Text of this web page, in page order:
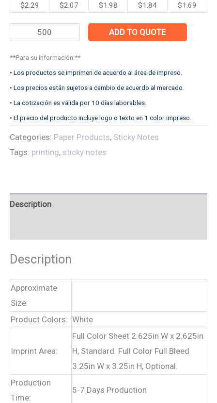
$2.29 $2.07 $1.98 $1.84 $1.69
ADD TO QUOTE
**Para su información:**
• Los productos se imprimen de acuerdo al área de impreso.
• Los precios están sujetos a cambio de acuerdo al mercado.
• La cotización es válida por 10 días laborables.
• El precio del producto incluye logo o texto en 1 color impreso.
Categories: Paper Products, Sticky Notes
Tags: printing, sticky notes
Description
Description
Approximate
Size:
Product Colors: White
Imprint Area:
Full Color Sheet 2.625in W x 2.625in
H, Standard. Full Color Full Bleed
3.25in W x 3.25in H, Optional.
Production
Time:
5-7 Days Production